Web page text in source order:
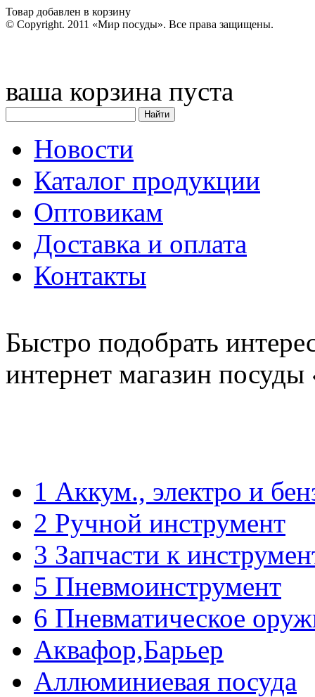
Товар добавлен в корзину
© Copyright. 2011 «Мир посуды». Все права защищены.
ваша корзина пуста
Новости
Каталог продукции
Оптовикам
Доставка и оплата
Контакты
Быстро подобрать
интернет магазин
1 Аккум., электро и
2 Ручной инструмент
3 Запчасти к
5 Пневмоинструмент
6 Пневматическое
Аквафор,Барьер
Аллюминиевая посуда